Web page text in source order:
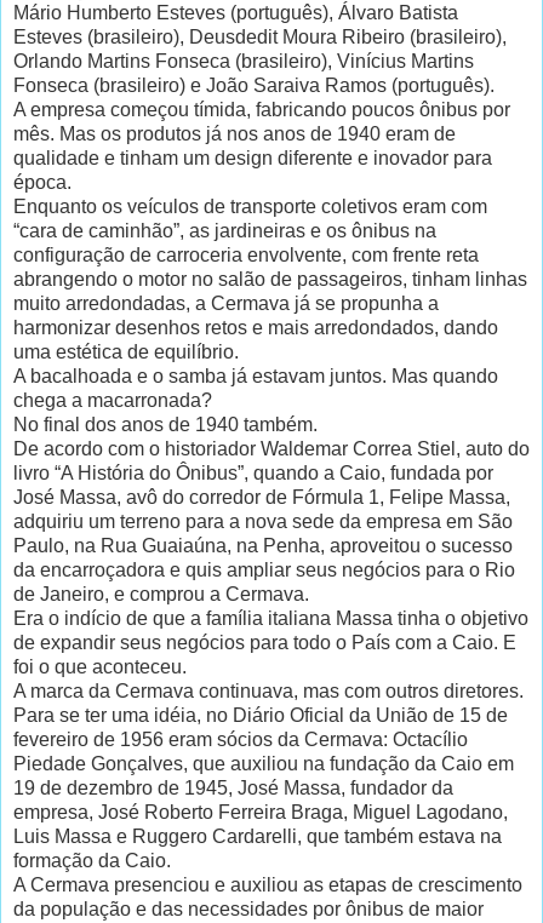
Mário Humberto Esteves (português), Álvaro Batista
Esteves (brasileiro), Deusdedit Moura Ribeiro (brasileiro),
Orlando Martins Fonseca (brasileiro), Vinícius Martins
Fonseca (brasileiro) e João Saraiva Ramos (português).
A empresa começou tímida, fabricando poucos ônibus por
mês. Mas os produtos já nos anos de 1940 eram de
qualidade e tinham um design diferente e inovador para
época.
Enquanto os veículos de transporte coletivos eram com
“cara de caminhão”, as jardineiras e os ônibus na
configuração de carroceria envolvente, com frente reta
abrangendo o motor no salão de passageiros, tinham linhas
muito arredondadas, a Cermava já se propunha a
harmonizar desenhos retos e mais arredondados, dando
uma estética de equilíbrio.
A bacalhoada e o samba já estavam juntos. Mas quando
chega a macarronada?
No final dos anos de 1940 também.
De acordo com o historiador Waldemar Correa Stiel, auto do
livro “A História do Ônibus”, quando a Caio, fundada por
José Massa, avô do corredor de Fórmula 1, Felipe Massa,
adquiriu um terreno para a nova sede da empresa em São
Paulo, na Rua Guaiaúna, na Penha, aproveitou o sucesso
da encarroçadora e quis ampliar seus negócios para o Rio
de Janeiro, e comprou a Cermava.
Era o indício de que a família italiana Massa tinha o objetivo
de expandir seus negócios para todo o País com a Caio. E
foi o que aconteceu.
A marca da Cermava continuava, mas com outros diretores.
Para se ter uma idéia, no Diário Oficial da União de 15 de
fevereiro de 1956 eram sócios da Cermava: Octacílio
Piedade Gonçalves, que auxiliou na fundação da Caio em
19 de dezembro de 1945, José Massa, fundador da
empresa, José Roberto Ferreira Braga, Miguel Lagodano,
Luis Massa e Ruggero Cardarelli, que também estava na
formação da Caio.
A Cermava presenciou e auxiliou as etapas de crescimento
da população e das necessidades por ônibus de maior